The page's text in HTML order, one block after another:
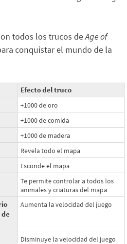
todos los trucos deAge of
conquistar el mundo de la
Efecto del truco
+1000 de oro
+1000 de comida
+1000 de madera
Revela todo el mapa
Esconde el mapa
Te permite controlar a todos los
animales y criaturas del mapa
de
Aumenta la velocidad del juego
Disminuye la velocidad del juego